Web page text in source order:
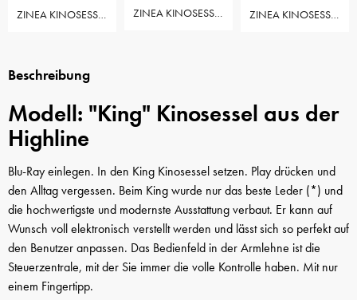
ZINEA KINOSESSEL KING - 2 SITZER ZINEA KINOSESSEL KING - 2 SITZER LOVESEAT ZINEA KINOSESSEL KING - 3 SITZER LOVESEAT LINKS
Beschreibung
Modell: "King" Kinosessel aus der
Highline
Blu-Ray einlegen. In den King Kinosessel setzen. Play drücken und
den Alltag vergessen. Beim King wurde nur das beste Leder (*) und
die hochwertigste und modernste Ausstattung verbaut. Er kann auf
Wunsch voll elektronisch verstellt werden und lässt sich so perfekt auf
den Benutzer anpassen. Das Bedienfeld in der Armlehne ist die
Steuerzentrale, mit der Sie immer die volle Kontrolle haben. Mit nur
einem Fingertipp.